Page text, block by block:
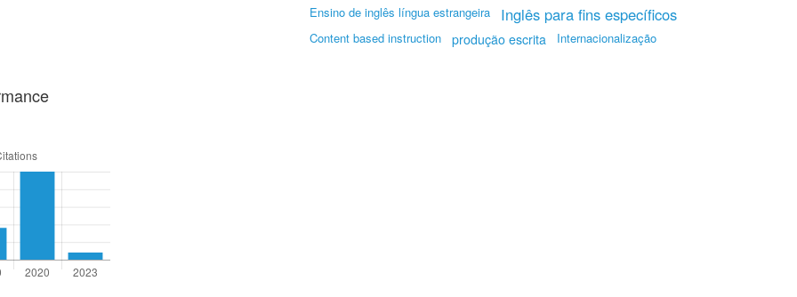
Ensino de inglês língua estrangeira Inglês para fins específicos
Content based instruction produção escrita Internacionalização